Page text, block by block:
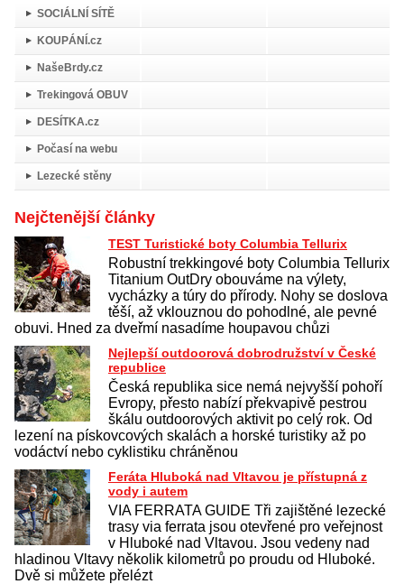
SOCIÁLNÍ SÍTĚ
KOUPÁNÍ.cz
NašeBrdy.cz
Trekingová OBUV
DESÍTKA.cz
Počasí na webu
Lezecké stěny
Nejčtenější články
TEST Turistické boty Columbia Tellurix
Robustní trekkingové boty Columbia Tellurix
Titanium OutDry obouváme na výlety,
vycházky a túry do přírody. Nohy se doslova
těší, až vklouznou do pohodlné, ale pevné
obuvi. Hned za dveřmí nasadíme houpavou chůzi
Nejlepší outdoorová dobrodružství v České
republice
Česká republika sice nemá nejvyšší pohoří
Evropy, přesto nabízí překvapivě pestrou
škálu outdoorových aktivit po celý rok. Od
lezení na pískovcových skalách a horské turistiky až po
vodáctví nebo cyklistiku chráněnou
Feráta Hluboká nad Vltavou je přístupná z
vody i autem
VIA FERRATA GUIDE Tři zajištěné lezecké
trasy via ferrata jsou otevřené pro veřejnost
v Hluboké nad Vltavou. Jsou vedeny nad
hladinou Vltavy několik kilometrů po proudu od Hluboké.
Dvě si můžete přelézt